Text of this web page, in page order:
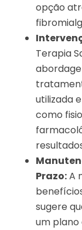
opção
Terapia
utilizada
como
Prazo:A
sugere
um